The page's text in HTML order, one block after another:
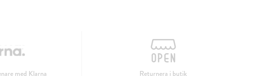
med Klarna Returnera i butik